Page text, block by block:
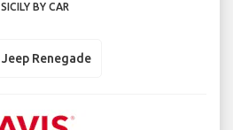
SICILY BY CAR
Jeep Renegade